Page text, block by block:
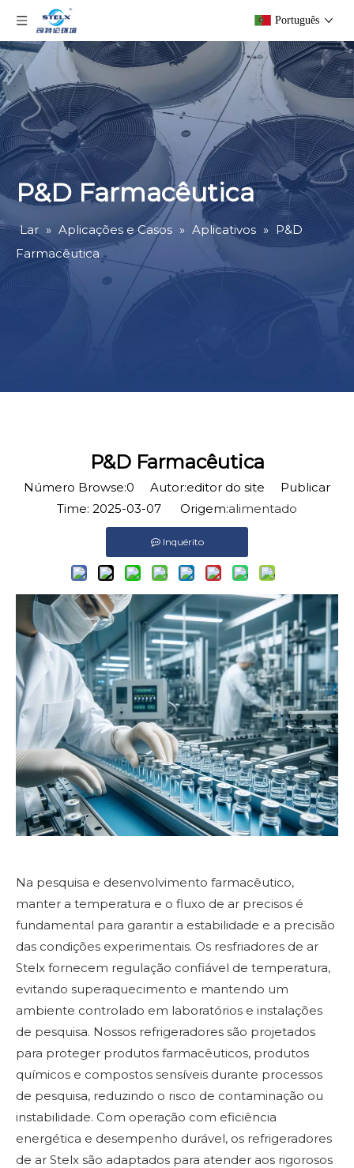
Português
P&D Farmacêutica
Lar » Aplicações e Casos » Aplicativos » P&D
Farmacêutica
P&D Farmacêutica
Número Browse:0 Autor:editor do site Publicar
Time: 2025-03-07 Origem:alimentado
Inquérito
Na pesquisa e desenvolvimento farmacêutico,
manter a temperatura e o fluxo de ar precisos é
fundamental para garantir a estabilidade e a precisão
das condições experimentais. Os resfriadores de ar
Stelx fornecem regulação confiável de temperatura,
evitando superaquecimento e mantendo um
ambiente controlado em laboratórios e instalações
de pesquisa. Nossos refrigeradores são projetados
para proteger produtos farmacêuticos, produtos
químicos e compostos sensíveis durante processos
de pesquisa, reduzindo o risco de contaminação ou
instabilidade. Com operação com eficiência
energética e desempenho durável, os refrigeradores
de ar Stelx são adaptados para atender aos rigorosos